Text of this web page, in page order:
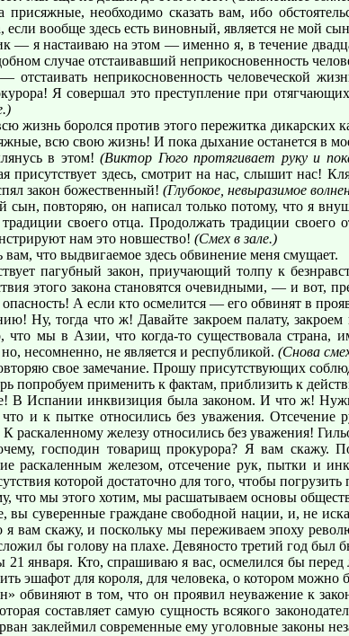
необходимо сказать вам, ибо
если вообще здесь есть виновный, является не мой
— я настаиваю на этом — именно я, в течение
случае отстаивавший неприкосновенность
отстаивать неприкосновенность человеческой
Я совершал это преступление при
жизнь боролся против этого пережитка дикарских
всю свою жизнь! И пока дыхание останется в
в этом!(Виктор Гюго протягивает руку и
присутствует здесь, смотрит на нас, слышит нас!
закон божественный! (Глубокое, невыразимое
сын, повторяю, он написал только потому, что я
традиции своего отца. Продолжать традиции
нам это новшество! (Смех в зале.)
вам, что выдвигаемое здесь обвинение меня смущает.
пагубный закон, приучающий толпу к
этого закона становятся очевидными, — и вот,
опасность! А если кто осмелится — его обвинят в
Ну, тогда что ж! Давайте закроем палату,
мы в Азии, что когда-то существовала страна,
несомненно, не является и республикой. (Снова
свое замечание. Прошу присутствующих
попробуем применить к фактам, приблизить к
В Испании инквизиция была законом. И что ж!
и к пытке относились без уважения.
раскаленному железу относились без уважения!
господин товарищ прокурора? Я вам скажу.
раскаленным железом, отсечение рук, пытки и
которой достаточно для того, чтобы
что мы этого хотим, мы расшатываем основы
вы суверенные граждане свободной нации, и, не
я вам скажу, и поскольку мы переживаем эпоху
бы голову на плахе. Девяносто третий год
21 января. Кто, спрашиваю я вас, осмелился бы
эшафот для короля, для человека, о котором
обвиняют в том, что он проявил неуважение к
составляет самую сущность всякого
заклеймил современные ему уголовные законы